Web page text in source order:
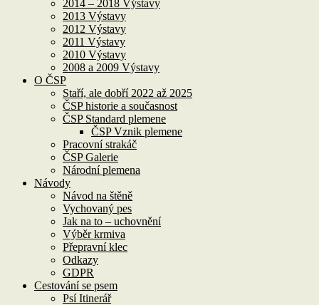
2014 – 2018 Výstavy
2013 Výstavy
2012 Výstavy
2011 Výstavy
2010 Výstavy
2008 a 2009 Výstavy
O ČSP
Staří, ale dobří 2022 až 2025
ČSP historie a současnost
ČSP Standard plemene
ČSP Vznik plemene
Pracovní strakáč
ČSP Galerie
Národní plemena
Návody
Návod na štěně
Vychovaný pes
Jak na to – uchovnění
Výběr krmiva
Přepravní klec
Odkazy
GDPR
Cestování se psem
Psí Itinerář